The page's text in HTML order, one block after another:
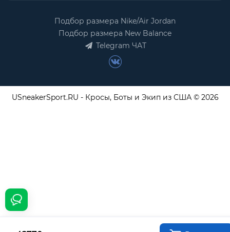
Подбор размера Nike/Air Jordan
Подбор размера New Balance
Telegram ЧАТ
USneakerSport.RU - Кросы, Боты и Экип из США © 2026